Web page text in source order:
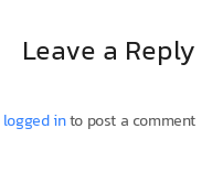
Leave a Reply
logged into post a comment.